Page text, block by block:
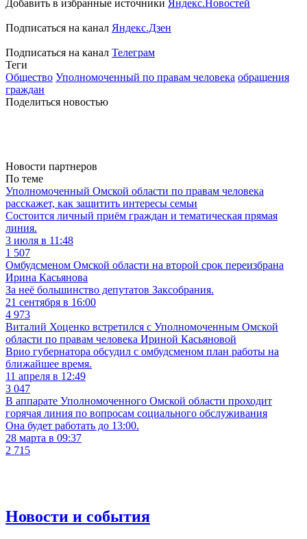
Добавить в избранные источники Яндекс.Новостей
Подписаться на канал Яндекс.Дзен
Подписаться на канал Телеграм
Теги
Общество Уполномоченный по правам человека обращения
граждан
Поделиться новостью
Новости партнеров
По теме
Уполномоченный Омской области по правам человека
расскажет, как защитить интересы семьи
Состоится личный приём граждан и тематическая прямая
линия.
3 июля в 11:48
1 507
Омбудсменом Омской области на второй срок переизбрана
Ирина Касьянова
За неё большинство депутатов Заксобрания.
21 сентября в 16:00
4 973
Виталий Хоценко встретился с Уполномоченным Омской
области по правам человека Ириной Касьяновой
Врио губернатора обсудил с омбудсменом план работы на
ближайшее время.
11 апреля в 12:49
3 047
В аппарате Уполномоченного Омской области проходит
горячая линия по вопросам социального обслуживания
Она будет работать до 13:00.
28 марта в 09:37
2 715
Новости и события